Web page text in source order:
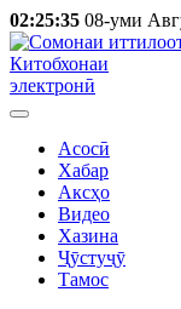
02:25:35 08-уми
Китобхонаи
электронӣ
Асосӣ
Хабар
Аксҳо
Видео
Хазина
Ҷӯстуҷӯ
Тамос